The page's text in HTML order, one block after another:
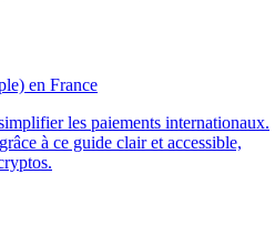
en France
les paiements internationaux.
à ce guide clair et accessible,